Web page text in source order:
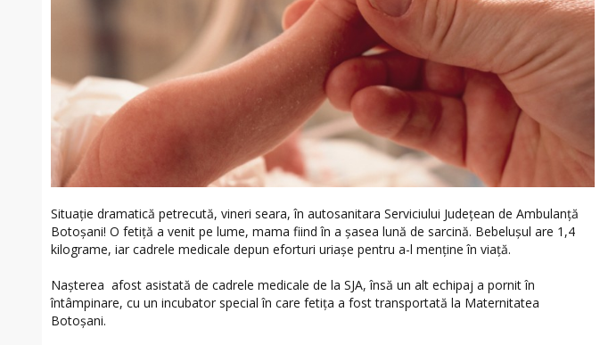
Situație dramatică petrecută, vineri seara, în autosanitara Serviciului Județean de Ambulanță
Botoșani! O fetiță a venit pe lume, mama fiind în a șasea lună de sarcină. Bebelușul are 1,4
kilograme, iar cadrele medicale depun eforturi uriașe pentru a-l menține în viață.
Nașterea afost asistată de cadrele medicale de la SJA, însă un alt echipaj a pornit în
întâmpinare, cu un incubator special în care fetița a fost transportată la Maternitatea
Botoșani.